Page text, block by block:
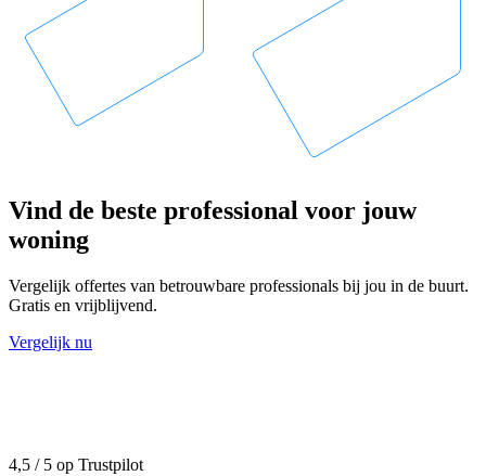
Vind de beste professional voor jouw
woning
Vergelijk offertes van betrouwbare professionals bij jou in de buurt.
Gratis en vrijblijvend.
Vergelijk nu
4,5 / 5 op Trustpilot